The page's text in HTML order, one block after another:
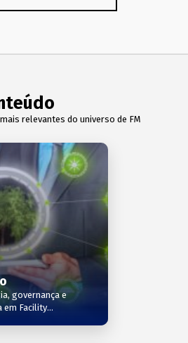
relevantes do universo de FM
governança e
em Facility